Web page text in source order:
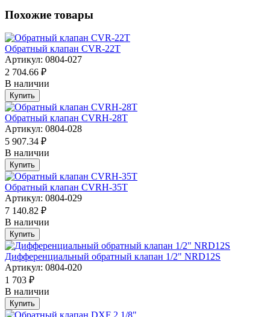
Похожие товары
Обратный клапан CVR-22T
Артикул: 0804-027
2 704.66 ₽
В наличии
Купить
Обратный клапан CVRH-28T
Артикул: 0804-028
5 907.34 ₽
В наличии
Купить
Обратный клапан CVRH-35T
Артикул: 0804-029
7 140.82 ₽
В наличии
Купить
Дифференциальный обратный клапан 1/2" NRD12S
Артикул: 0804-020
1 703 ₽
В наличии
Купить